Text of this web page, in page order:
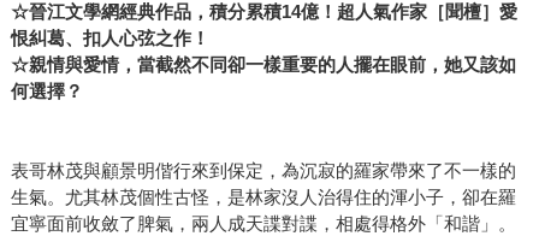
☆晉江文學網經典作品，積分累積14億！超人氣作家［聞檀］愛
恨糾葛、扣人心弦之作！
☆親情與愛情，當截然不同卻一樣重要的人擺在眼前，她又該如
何選擇？
表哥林茂與顧景明偕行來到保定，為沉寂的羅家帶來了不一樣的
生氣。尤其林茂個性古怪，是林家沒人治得住的渾小子，卻在羅
宜寧面前收斂了脾氣，兩人成天諜對諜，相處得格外「和諧」。